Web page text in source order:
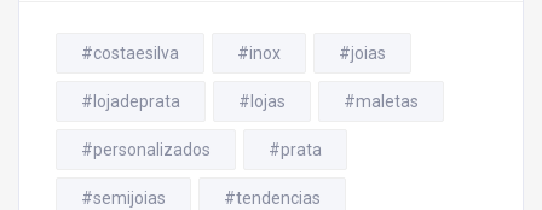
#costaesilva #inox #joias
#lojadeprata #lojas #maletas
#personalizados #prata
#semijoias #tendencias